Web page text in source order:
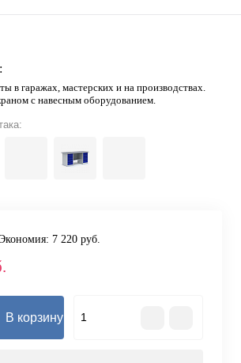
в гаражах, мастерских и на производствах.
с навесным оборудованием.
7 220 руб.
В корзину